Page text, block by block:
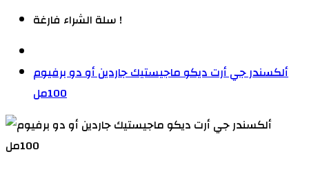
سلة الشراء فارغة !
ألكسندر جي أرت ديكو ماجيستيك جاردين أو دو برفيوم
100مل